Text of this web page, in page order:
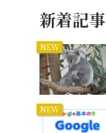
新着記事
NEW
NEW